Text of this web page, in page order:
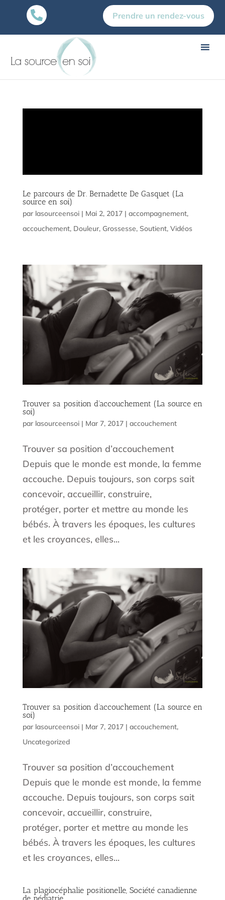
 Prendre un rendez-vous
Le parcours de Dr. Bernadette De Gasquet (La
source en soi)
par lasourceensoi| Mai 2, 2017| accompagnement,
accouchement, Douleur, Grossesse, Soutient, Vidéos
Trouver sa position d'accouchement (La source en
soi)
par lasourceensoi| Mar 7, 2017| accouchement
Trouver sa position d’accouchement
Depuis que le monde est monde, la femme
accouche. Depuis toujours, son corps sait
concevoir, accueillir, construire,
protéger, porter et mettre au monde les
bébés. À travers les époques, les cultures
et les croyances, elles...
Trouver sa position d’accouchement (La source en
soi)
par lasourceensoi| Mar 7, 2017| accouchement,
Uncategorized
Trouver sa position d’accouchement
Depuis que le monde est monde, la femme
accouche. Depuis toujours, son corps sait
concevoir, accueillir, construire,
protéger, porter et mettre au monde les
bébés. À travers les époques, les cultures
et les croyances, elles...
La plagiocéphalie positionelle, Société canadienne